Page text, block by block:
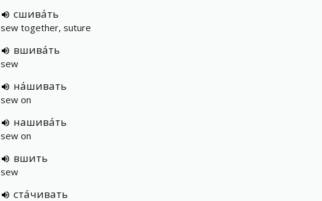
сшива́ть
sew together, suture
вшива́ть
sew
на́шивать
sew on
нашива́ть
sew on
вшить
sew
ста́чивать